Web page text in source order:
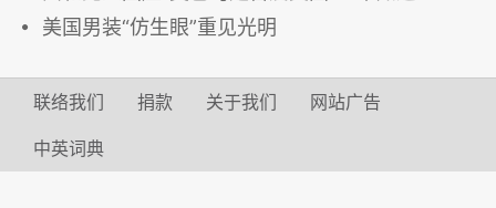
美国男装“仿生眼”重见光明
联络我们 捐款 关于我们 网站广告
中英词典